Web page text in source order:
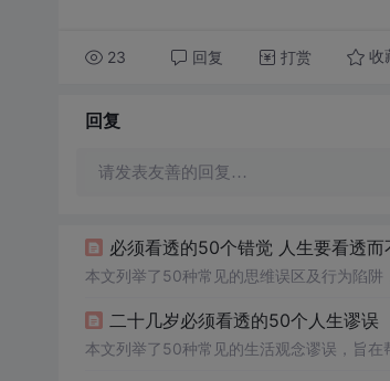
23 回复 打赏 收
回复
请发表友善的回复…
必须看透的50个错觉 人生要看透而
本文列举了50种常见的思维误区及行为陷阱
二十几岁必须看透的50个人生谬误
本文列举了50种常见的生活观念谬误，旨在